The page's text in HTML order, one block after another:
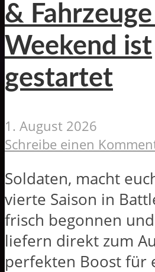
&
Weekend ist
gestartet
1. August 2026
Schreibe einen
Soldaten, macht
vierte Saison in
frisch begonnen
liefern direkt zum
perfekten Boost für